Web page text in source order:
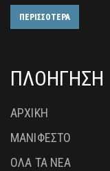
ΠΕΡΙΣΣΟΤΕΡΑ
ΠΛΟΗΓΗΣΗ
ΑΡΧΙΚΗ
ΜΑΝΙΦΕΣΤΟ
ΟΛΑ ΤΑ ΝΕΑ